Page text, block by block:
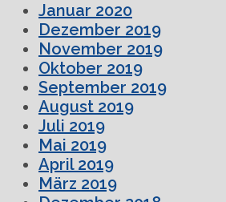
Januar 2020
Dezember 2019
November 2019
Oktober 2019
September 2019
August 2019
Juli 2019
Mai 2019
April 2019
März 2019